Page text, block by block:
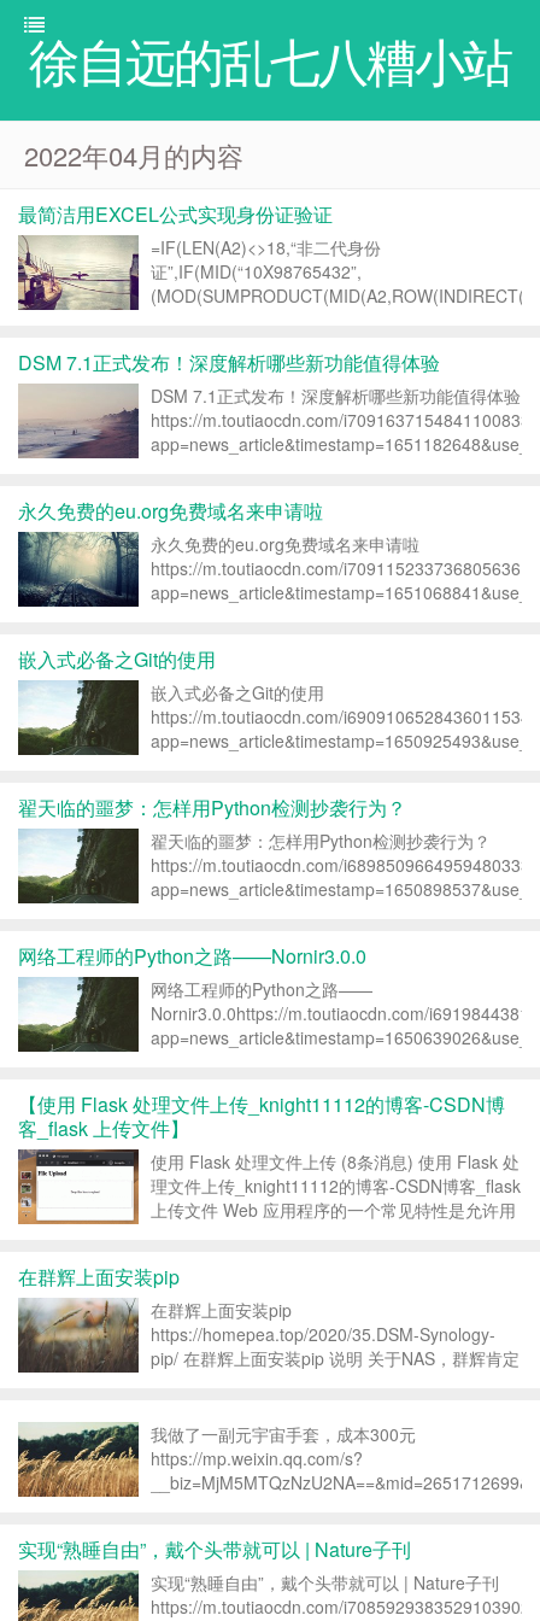
徐自远的乱七八糟小站
2022年04月的内容
最简洁用EXCEL公式实现身份证验证
=IF(LEN(A2)<>18,“非二代身份
证”,IF(MID(“10X98765432”,
DSM 7.1正式发布！深度解析哪些新功能值得体验
DSM 7.1正式发布！深度解析哪些新功能值得体验
https://m.toutiaocdn.com/i7091637154841100833/
永久免费的eu.org免费域名来申请啦
永久免费的eu.org免费域名来申请啦
https://m.toutiaocdn.com/i7091152337368056361/
嵌入式必备之Git的使用
嵌入式必备之Git的使用
https://m.toutiaocdn.com/i6909106528436011534/
翟天临的噩梦：怎样用Python检测抄袭行为？
翟天临的噩梦：怎样用Python检测抄袭行为？
https://m.toutiaocdn.com/i6898509664959480333/
网络工程师的Python之路——Nornir3.0.0
网络工程师的Python之路——
Nornir3.0.0https://m.toutiaocdn.com/
【使用 Flask 处理文件上传_knight11112的博客-CSDN博
客_flask 上传文件】
使用 Flask 处理文件上传 (8条消息) 使用 Flask 处
理文件上传_knight11112的博客-CSDN博客_flask
上传文件 Web 应用程序的一个常见特性是允许用
在群辉上面安装pip
在群辉上面安装pip
https://homepea.top/2020/35.DSM-Synology-
pip/ 在群辉上面安装pip 说明 关于NAS，群辉肯定
的性能还是有点捉急...
我做了一副元宇宙手套，成本300元
https://mp.weixin.qq.com/s?
实现“熟睡自由”，戴个头带就可以 | Nature子刊
实现“熟睡自由”，戴个头带就可以 | Nature子刊
https://m.toutiaocdn.com/i7085929383529103902/